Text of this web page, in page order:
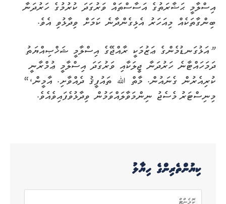
އިސްލާމީ ޙަޟާރަތުގެ އަސާސްތައް ވަރުގަދަ ކުރުމުގެ ހަރުދަނާ
ބިންގާތަކެއް މިއަހަރު އެޅިގެންދާނެ ކަމަށް ވިދާޅުވި އެވެ.
”އަޅުގަނޑުމެންގެ ޢަޒުމަކީ ރާއްޖޭގެ އިސްލާމީ ޝަޚްޞިއްޔަތު
ދަމަހައްޓާނެ ހަރުދަނާ ޖީލަކާއި ވަރުގަދަ އިސްލާމީ ޢުމްރާނީ
ކުރިއެރުން ގެނައުން. މާތް ﷲ ތައުފީޤު ދެއްވާށި. އާމީން،“
މިނިސްޓަރު މެސެޖު ނިންމަވާލައްވަމުން ވިދާޅުވެފައިވެއެވެ.
ކިޔުންތެރިންގެ ހިޔާލު